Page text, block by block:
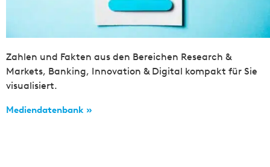
Zahlen und Fakten aus den Bereichen Research &
Markets, Banking, Innovation & Digital kompakt für Sie
visualisiert.
Mediendatenbank »